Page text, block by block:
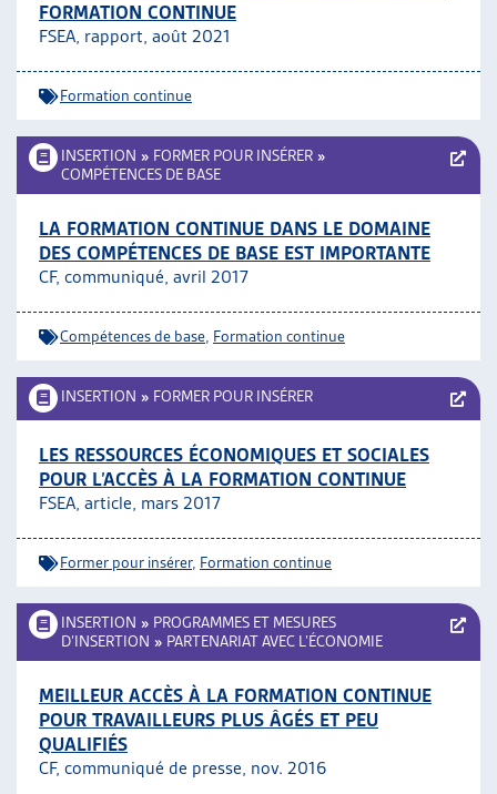
FORMATION CONTINUE
FSEA, rapport, août 2021
Formation continue
INSERTION » FORMER POUR INSÉRER »
COMPÉTENCES DE BASE
LA FORMATION CONTINUE DANS LE DOMAINE
DES COMPÉTENCES DE BASE EST IMPORTANTE
CF, communiqué, avril 2017
Compétences de base Formation continue
INSERTION » FORMER POUR INSÉRER
LES RESSOURCES ÉCONOMIQUES ET SOCIALES
POUR L’ACCÈS À LA FORMATION CONTINUE
FSEA, article, mars 2017
Former pour insérer, Formation continue
INSERTION » PROGRAMMES ET MESURES
D’INSERTION » PARTENARIAT AVEC L’ÉCONOMIE
MEILLEUR ACCÈS À LA FORMATION CONTINUE
POUR TRAVAILLEURS PLUS ÂGÉS ET PEU
QUALIFIÉS
CF, communiqué de presse, nov. 2016